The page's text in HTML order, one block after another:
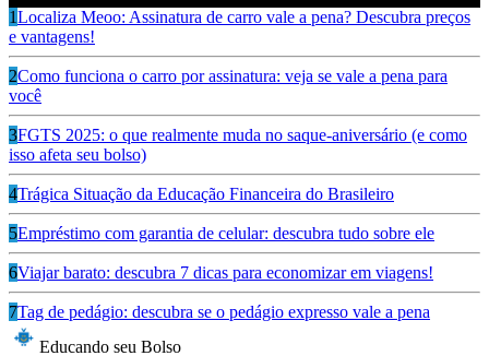
1Localiza Meoo: Assinatura de carro vale a pena? Descubra preços
e vantagens!
2Como funciona o carro por assinatura: veja se vale a pena para
você
3FGTS 2025: o que realmente muda no saque-aniversário (e como
isso afeta seu bolso)
4Trágica Situação da Educação Financeira do Brasileiro
5Empréstimo com garantia de celular: descubra tudo sobre ele
6Viajar barato: descubra 7 dicas para economizar em viagens!
7Tag de pedágio: descubra se o pedágio expresso vale a pena
Educando seu Bolso